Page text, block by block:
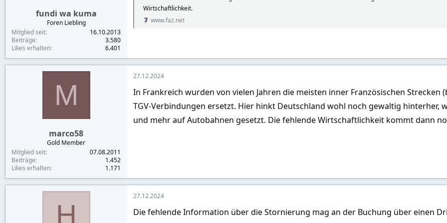
fundi wa kuma
Foren Liebling
Mitglied seit
16.10.2013
Beiträge
3.580
Likes erhalten
6.401
Wirtschaftlichkeit.
www.faz.net
M
marco58
Gold Member
Mitglied seit
07.08.2011
Beiträge
1.452
Likes erhalten
1.171
27.12.2024
In Frankreich wurden von vielen Jahren die meisten inner Französischen
TGV-Verbindungen ersetzt. Hier hinkt Deutschland wohl noch gewaltig
und mehr auf Autobahnen gesetzt. Die fehlende Wirtschaftlichkeit kommt dann
H
27.12.2024
Die fehlende Information über die Stornierung mag an der Buchung über einen